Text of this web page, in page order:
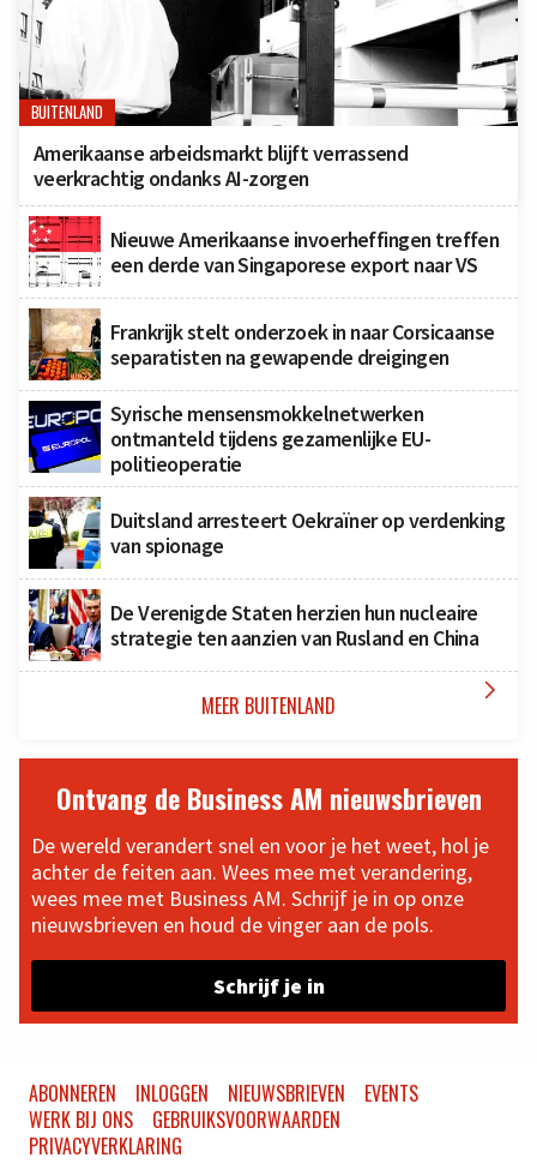
BUITENLAND
Amerikaanse arbeidsmarkt blijft verrassend
veerkrachtig ondanks AI-zorgen
Nieuwe Amerikaanse invoerheffingen treffen
een derde van Singaporese export naar VS
Frankrijk stelt onderzoek in naar Corsicaanse
separatisten na gewapende dreigingen
Syrische mensensmokkelnetwerken
ontmanteld tijdens gezamenlijke EU-
politieoperatie
Duitsland arresteert Oekraïner op verdenking
van spionage
De Verenigde Staten herzien hun nucleaire
strategie ten aanzien van Rusland en China
MEER BUITENLAND 
Ontvang de Business AM nieuwsbrieven
De wereld verandert snel en voor je het weet, hol je
achter de feiten aan. Wees mee met verandering,
wees mee met Business AM. Schrijf je in op onze
nieuwsbrieven en houd de vinger aan de pols.
Schrijf je in
ABONNEREN INLOGGEN NIEUWSBRIEVEN
EVENTS
WERK BIJ ONS
GEBRUIKSVOORWAARDEN
PRIVACYVERKLARING